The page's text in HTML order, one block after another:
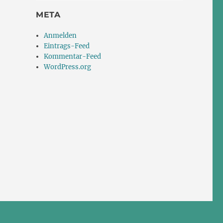
META
Anmelden
Eintrags-Feed
Kommentar-Feed
WordPress.org